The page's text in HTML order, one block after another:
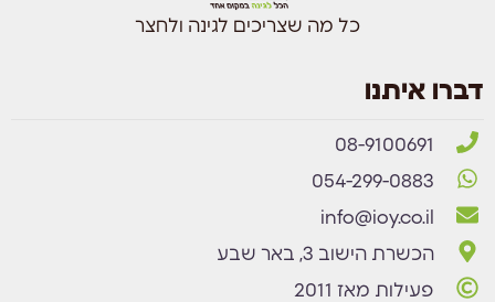
כל מה שצריכים לגינה ולחצר
דברו איתנו
08-9100691
054-299-0883
info@ioy.co.il
הכשרת הישוב 3, באר שבע
פעילות מאז 2011